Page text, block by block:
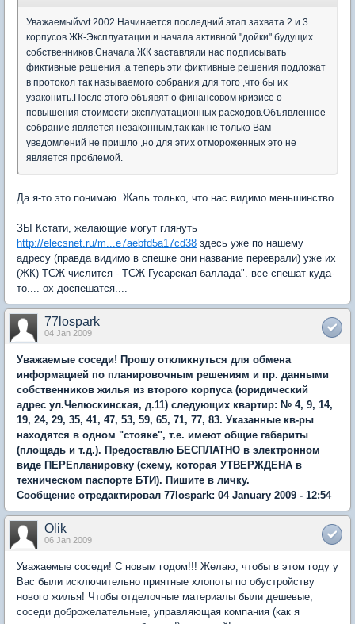
Уважаемыйvvt 2002.Начинается последний этап захвата 2 и 3
корпусов ЖК-Эксплуатации и начала активной "дойки" будущих
собственников.Сначала ЖК заставляли нас подписывать
фиктивные решения ,а теперь эти фиктивные решения подложат
в протокол так называемого собрания для того ,что бы их
узаконить.После этого объявят о финансовом кризисе о
повышения стоимости эксплуатационных расходов.Объявленное
собрание является незаконным,так как не только Вам
уведомлений не пришло ,но для этих отмороженных это не
является проблемой.
Да я-то это понимаю. Жаль только, что нас видимо меньшинство.
ЗЫ Кстати, желающие могут глянуть
http://elecsnet.ru/m...e7aebfd5a17cd38 здесь уже по нашему
адресу (правда видимо в спешке они название переврали) уже их
(ЖК) ТСЖ числится - ТСЖ Гусарская баллада". все спешат куда-
то.... ох доспешатся....
77lospark
04 Jan 2009
Уважаемые соседи! Прошу откликнуться для обмена
информацией по планировочным решениям и пр. данными
собственников жилья из второго корпуса (юридический
адрес ул.Челюскинская, д.11) следующих квартир: № 4, 9, 14,
19, 24, 29, 35, 41, 47, 53, 59, 65, 71, 77, 83. Указанные кв-ры
находятся в одном "стояке", т.е. имеют общие габариты
(площадь и т.д.). Предоставлю БЕСПЛАТНО в электронном
виде ПЕРЕпланировку (схему, которая УТВЕРЖДЕНА в
техническом паспорте БТИ). Пишите в личку.
Сообщение отредактировал 77lospark: 04 January 2009 - 12:54
Olik
06 Jan 2009
Уважаемые соседи! С новым годом!!! Желаю, чтобы в этом году у
Вас были исключительно приятные хлопоты по обустройству
нового жилья! Чтобы отделочные материалы были дешевые,
соседи доброжелательные, управляющая компания (как я